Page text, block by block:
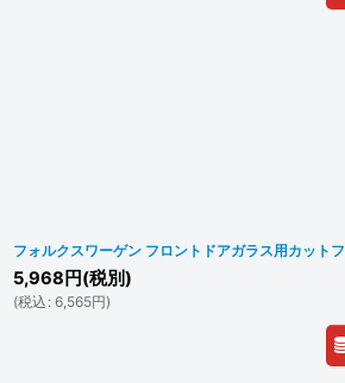
フォルクスワーゲン フロントドアガラス用カット
5,968 円(税別)
(税込 : 6,565円)